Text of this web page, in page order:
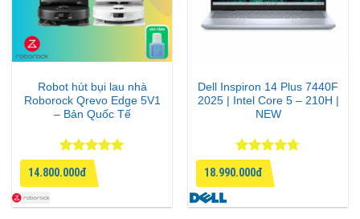
Robot hút bụi lau nhà
Roborock Qrevo Edge 5V1
– Bản Quốc Tế
Được xếp
hạng
55
sao
14.800.000đ
Dell Inspiron 14 Plus 7440F
2025 | Intel Core 5 – 210H |
NEW
Được xếp
hạng
4.67
5 sao
18.990.000đ